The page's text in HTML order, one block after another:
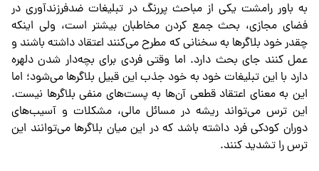
به باور رامشت یکی از مباحث پررنگ در تبلیغات ضدفرزندآوری در
فضای مجازی، بحث جمع کردن مخاطبان بیشتر است، ولی اینکه
چقدر خود بلاگرها به سخنانی که مطرح می‌کنند اعتقاد داشته باشند و
عمل کنند جای بحث دارد. اما وقتی فردی برای بچه‌دار شدن دلهره
دارد با این تبلیغات خود به خود جذب این قبیل بلاگرها می‌شود؛ اما
این به معنای اعتقاد قطعی آن‌ها به پست‌های منفی بلاگرها نیست.
این ترس می‌تواند ریشه در مسائل مالی، مشکلات و آسیب‌های
دوران کودکی فرد داشته باشد که در این میان بلاگرها می‌توانند این
ترس را تشدید کنند.